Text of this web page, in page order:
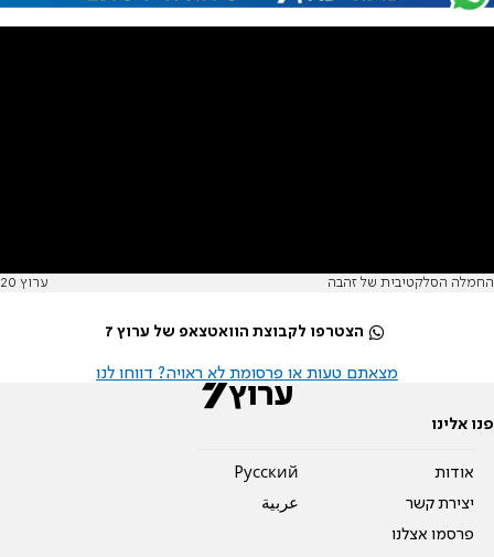
החמלה הסלקטיבית של זהבה ערוץ 20
הצטרפו לקבוצת הוואטצאפ של ערוץ 7
מצאתם טעות או פרסומת לא ראויה? דווחו לנו
פנו אלינו
אודות
יצירת קשר
פרסמו אצלנו
Pусский
عربية